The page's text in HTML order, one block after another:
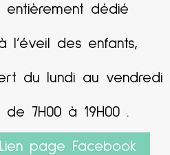
entièrement dédié
l’éveil des enfants,
du lundi au vendredi
de 7H00 à 19H00 .
Lien page Facebook